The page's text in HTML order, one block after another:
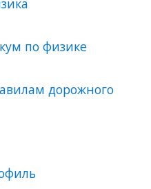
по физике
дорожного